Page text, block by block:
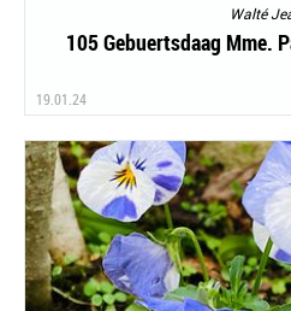
Walté
105 Gebuertsdaag Mme.
19.01.24